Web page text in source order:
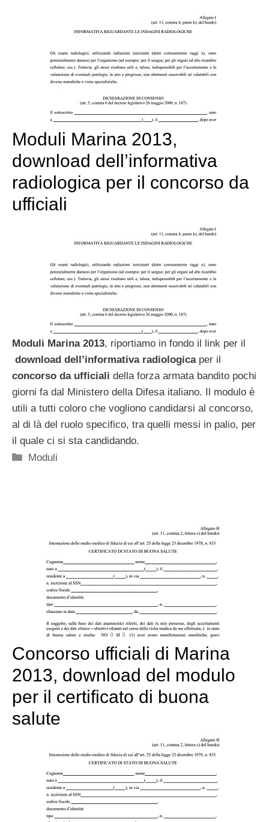
Moduli Marina 2013,
download dell’informativa
radiologica per il concorso da
ufficiali
Moduli Marina 2013, riportiamo in fondo il link per il
download dell’informativa radiologicaper il
concorso da ufficiali della forza armata bandito pochi
giorni fa dal Ministero della Difesa italiano. Il modulo è
utili a tutti coloro che vogliono candidarsi al concorso,
al di là del ruolo specifico, tra quelli messi in palio, per
il quale ci si sta candidando.
Categorie
Moduli
Concorso ufficiali di Marina
2013, download del modulo
per il certificato di buona
salute